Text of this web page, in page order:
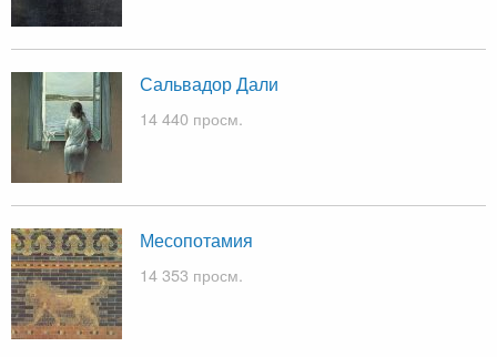
Сальвадор Дали
14 440 просм.
Месопотамия
14 353 просм.